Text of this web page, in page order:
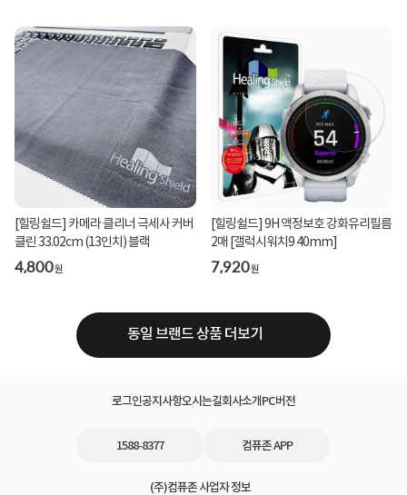
[힐링쉴드] 카메라 클리너 극세사 커버
클린 33.02cm (13인치) 블랙
4,800원
[힐링쉴드] 9H 액정보호 강화유리필름
2매 [갤럭시워치9 40mm]
7,920원
동일 브랜드 상품 더보기
로그인공지사항오시는길회사소개PC버전
1588-8377 컴퓨존 APP
(주)컴퓨존 사업자 정보